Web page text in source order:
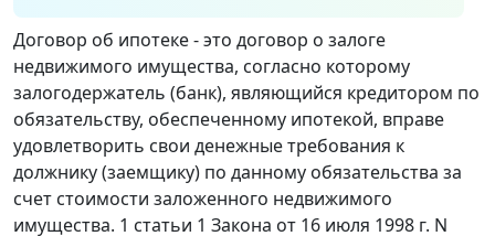
Договор об ипотеке - это договор о залоге
недвижимого имущества, согласно которому
залогодержатель (банк), являющийся кредитором по
обязательству, обеспеченному ипотекой, вправе
удовлетворить свои денежные требования к
должнику (заемщику) по данному обязательства за
счет стоимости заложенного недвижимого
имущества. 1 статьи 1 Закона от 16 июля 1998 г. N